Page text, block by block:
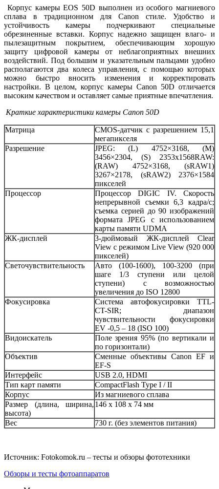
Корпус камеры EOS 50D выполнен из особого магниевого
сплава в традиционном для Canon стиле. Удобство и
устойчивость камеры подчеркивают специальные
обрезиненные вставки. Корпус надежно защищен влаго- и
пылезащитным покрытием, обеспечивающим хорошую
защиту цифровой камеры от неблагоприятных внешних
воздействий. Под большим и указательным пальцами удобно
располагаются два колеса управления, с помощью которых
можно быстро вносить изменения и корректировать
настройки. В целом, корпус камеры Canon 50D отличается
высоким качеством и оставляет самые приятные впечатления.
Краткие характеристики камеры Canon 50D
Матрица
CMOS-датчик с разрешением 15,1
мегапикселя
Разрешение
JPEG: (L) 4752×3168, (M)
3456×2304, (S) 2353x1568RAW:
(RAW) 4752×3168, (sRAW1)
3267×2178, (sRAW2) 2376×1584
пикселей
Процессор
Процессор DIGIC IV. Скорость
непрерывной съемки 6,3 кадра/с;
съемка серией до 90 изображений
формата JPEG с использованием
карты памяти UDMA
ЖК-дисплей
3-дюймовый ЖК-дисплей Clear
View с режимом Live View (920 000
пикселей)
Светочувствительность
Авто (100-1600), 100-3200 (при
шаге 1/3 ступени или целой
ступени) с возможностью
увеличения до ISO 12800
Фокусировка
Система автофокусировки TTL-
CT-SIR; диапазон
чувствительности фокусировки
EV -0,5 – 18 (ISO 100)
Видоискатель
Поле зрения 95% (по вертикали и
по горизонтали)
Объектив
Сменные объективы Canon EF и
EF-S
Интерфейс
USB 2.0, HDMI
Тип карт памяти
CompactFlash Type I / II
Корпус
Из магниевого сплава
Размер (длина, ширина,
высота)
146 x 108 x 74 мм
Вес 730 г. (без элементов питания)
Источник: Fotokomok.ru – тесты и обзоры фототехники
Обзоры и тесты фотоаппаратов